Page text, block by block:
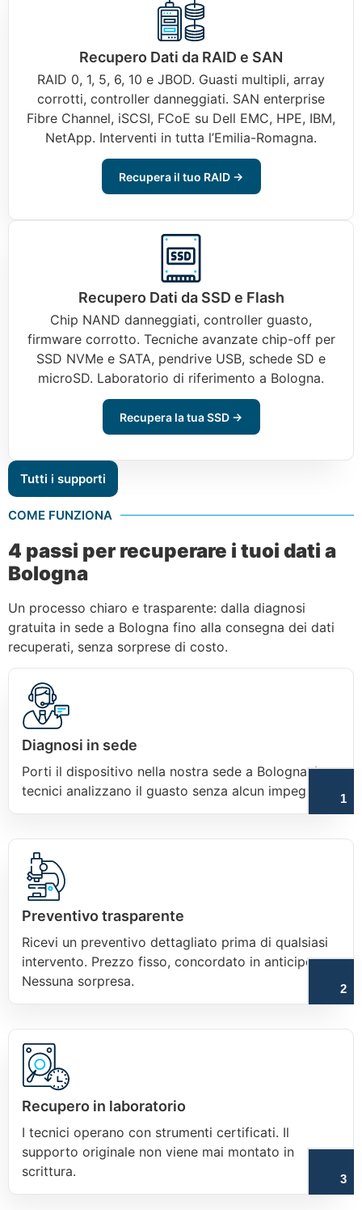
Recupero Dati da RAID e SAN
RAID 0, 1, 5, 6, 10 e JBOD. Guasti multipli, array
corrotti, controller danneggiati. SAN enterprise
Fibre Channel, iSCSI, FCoE su Dell EMC, HPE, IBM,
NetApp. Interventi in tutta l’Emilia-Romagna.
Recupera il tuo RAID →
Recupero Dati da SSD e Flash
Chip NAND danneggiati, controller guasto,
firmware corrotto. Tecniche avanzate chip-off per
SSD NVMe e SATA, pendrive USB, schede SD e
microSD. Laboratorio di riferimento a Bologna.
Recupera la tua SSD →
Tutti i supporti
COME FUNZIONA
4 passi per recuperare i tuoi dati a
Bologna
Un processo chiaro e trasparente: dalla diagnosi
gratuita in sede a Bologna fino alla consegna dei dati
recuperati, senza sorprese di costo.
Diagnosi in sede
Porti il dispositivo nella nostra sede a Bologna. I
tecnici analizzano il guasto senza alcun impegno.
1
Preventivo trasparente
Ricevi un preventivo dettagliato prima di qualsiasi
intervento. Prezzo fisso, concordato in anticipo.
Nessuna sorpresa.
2
Recupero in laboratorio
I tecnici operano con strumenti certificati. Il
supporto originale non viene mai montato in
scrittura.
3